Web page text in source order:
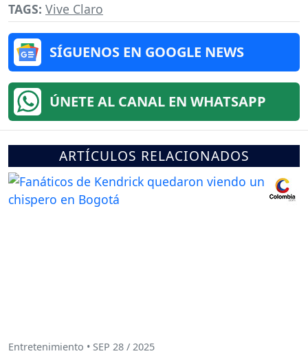
TAGS: Vive Claro
SÍGUENOS EN GOOGLE NEWS
ÚNETE AL CANAL EN WHATSAPP
ARTÍCULOS RELACIONADOS
Entretenimiento • SEP 28 / 2025